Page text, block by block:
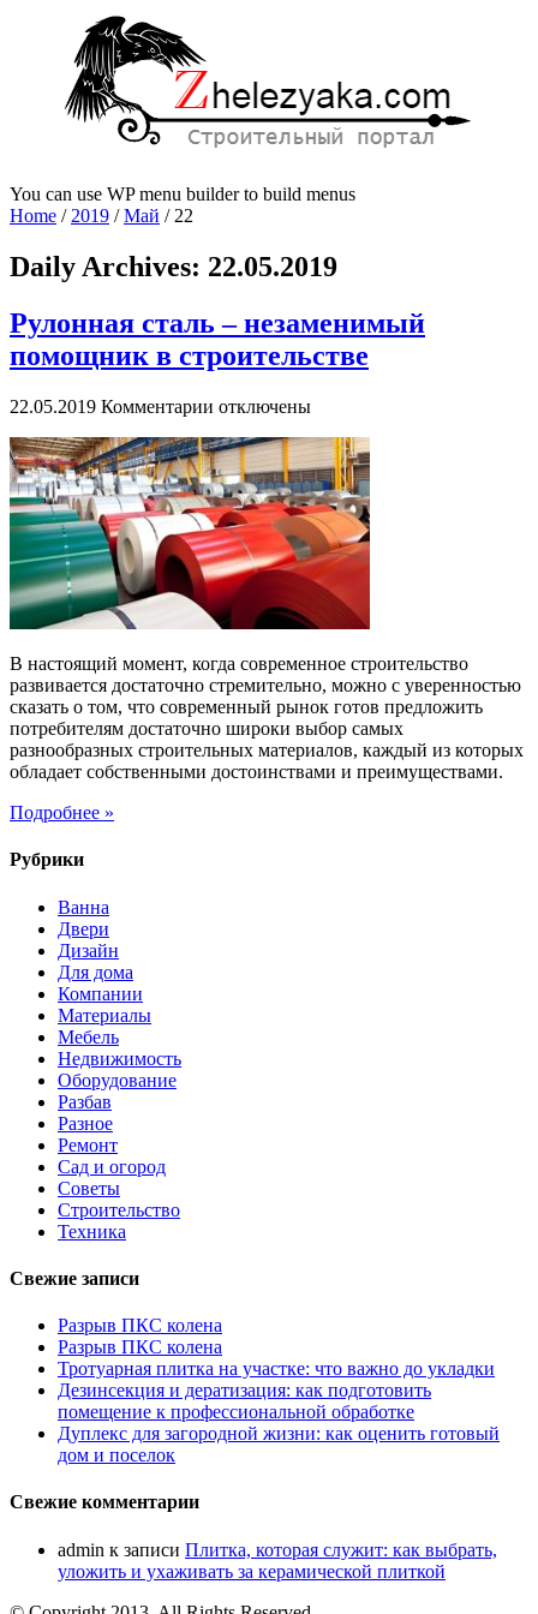
You can use WP menu builder to build menus
Home /2019 /Май /22
Daily Archives: 22.05.2019
Рулонная сталь – незаменимый
помощник в строительстве
22.05.2019 Комментарии к
Рулонная
сталь
–
незаменимый
помощник
в
строительстве
отключены
В настоящий момент, когда современное строительство
развивается достаточно стремительно, можно с уверенностью
сказать о том, что современный рынок готов предложить
потребителям достаточно широки выбор самых
разнообразных строительных материалов, каждый из которых
обладает собственными достоинствами и преимуществами.
Подробнее »
Рубрики
Ванна
Двери
Дизайн
Для дома
Компании
Материалы
Мебель
Недвижимость
Оборудование
Разбав
Разное
Ремонт
Сад и огород
Советы
Строительство
Техника
Свежие записи
Разрыв ПКС колена
Разрыв ПКС колена
Тротуарная плитка на участке: что важно до укладки
Дезинсекция и дератизация: как подготовить
помещение к профессиональной обработке
Дуплекс для загородной жизни: как оценить готовый
дом и поселок
Свежие комментарии
admin к записи Плитка, которая служит: как выбрать,
уложить и ухаживать за керамической плиткой